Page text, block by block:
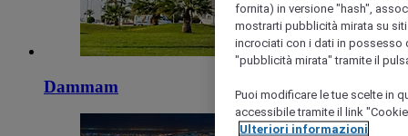
Dammam
fornita) in versione "hash",
mostrarti pubblicità mirata su
incrociati con i dati in possesso
"pubblicità mirata" tramite il
Puoi modificare le tue scelte in
accessibile tramite il link
Ulteriori informazioni